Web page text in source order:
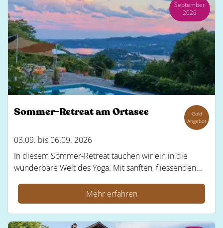
September
2026
Sommer-Retreat am Ortasee
Gold
Angebot
03.09. bis 06.09. 2026
In diesem Sommer-Retreat tauchen wir ein in die
wunderbare Welt des Yoga. Mit sanften, fliessenden...
Mehr erfahren